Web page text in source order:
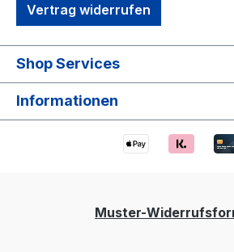
Vertrag widerrufen
Shop Services
Informationen
Muster-